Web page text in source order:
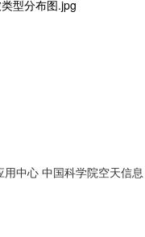
用中心 中国科学院空天信息